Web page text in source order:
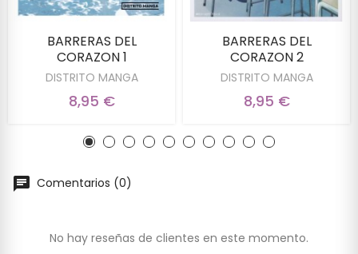
BARRERAS DEL
CORAZON 1
DISTRITO MANGA
8,95 €
BARRERAS DEL
CORAZON 2
DISTRITO MANGA
8,95 €
Comentarios (0)
No hay reseñas de clientes en este momento.